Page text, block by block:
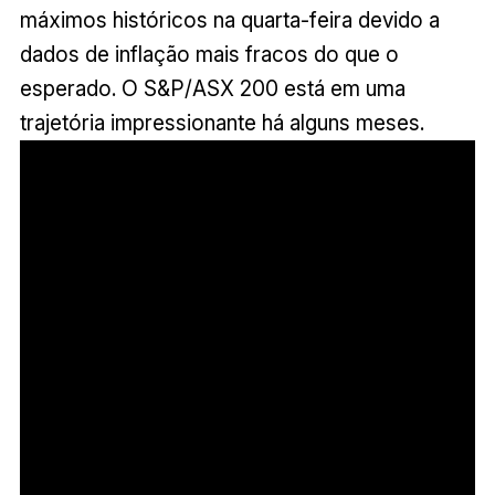
máximos históricos na quarta-feira devido a
dados de inflação mais fracos do que o
esperado. O S&P/ASX 200 está em uma
trajetória impressionante há alguns meses.